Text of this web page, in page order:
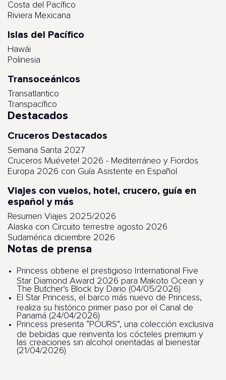
Costa del Pacífico
Riviera Mexicana
Islas del Pacífico
Hawái
Polinesia
Transoceánicos
Transatlantico
Transpacífico
Destacados
Cruceros Destacados
Semana Santa 2027
Cruceros Muévete! 2026 - Mediterráneo y Fiordos
Europa 2026 con Guía Asistente en Español
Viajes con vuelos, hotel, crucero, guía en
español y más
Resumen Viajes 2025/2026
Alaska con Circuito terrestre agosto 2026
Sudamérica diciembre 2026
Notas de prensa
Princess obtiene el prestigioso International Five
Star Diamond Award 2026 para Makoto Ocean y
The Butcher’s Block by Dario (04/05/2026)
El Star Princess, el barco más nuevo de Princess,
realiza su histórico primer paso por el Canal de
Panamá (24/04/2026)
Princess presenta “POURS”, una colección exclusiva
de bebidas que reinventa los cócteles premium y
las creaciones sin alcohol orientadas al bienestar
(21/04/2026)